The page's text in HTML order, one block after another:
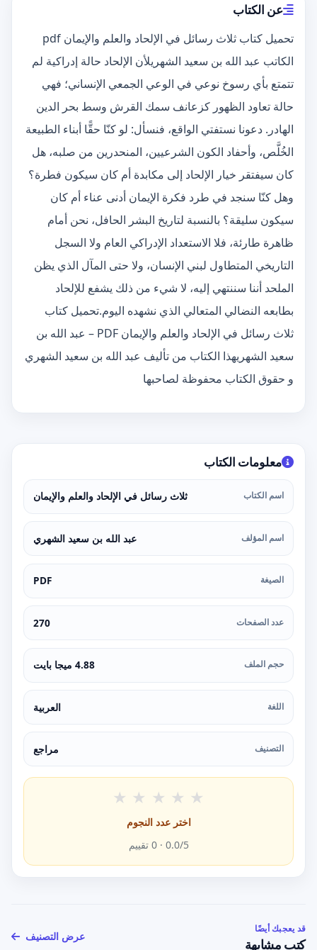
عن الكتاب
تحميل كتاب ثلاث رسائل في الإلحاد والعلم والإيمان pdf
الكاتب عبد الله بن سعيد الشهريلأن الإلحاد حالة إدراكية لم
تتمتع بأي رسوخ نوعي في الوعي الجمعي الإنساني؛ فهي
حالة تعاود الظهور كزعانف سمك القرش وسط بحر الدين
الهادر. دعونا نستفتي الواقع، فنسأل: لو كنّا حقًّا أبناء الطبيعة
الخُلَّص، وأحفاد الكون الشرعيين، المنحدرين من صلبه، هل
كان سيفتقر خيار الإلحاد إلى مكابدة أم كان سيكون فطرة؟
وهل كنّا سنجد في طرد فكرة الإيمان أدنى عناء أم كان
سيكون سليقة؟ بالنسبة لتاريخ البشر الحافل، نحن أمام
ظاهرة طارئة، فلا الاستعداد الإدراكي العام ولا السجل
التاريخي المتطاول لبني الإنسان، ولا حتى المآل الذي يظن
الملحد أننا سننتهي إليه، لا شيء من ذلك يشفع للإلحاد
بطابعه النضالي المتعالي الذي نشهده اليوم.تحميل كتاب
ثلاث رسائل في الإلحاد والعلم والإيمان PDF – عبد الله بن
سعيد الشهريهذا الكتاب من تأليف عبد الله بن سعيد الشهري
و حقوق الكتاب محفوظة لصاحبها
معلومات الكتاب
اسم الكتاب ثلاث رسائل في الإلحاد والعلم والإيمان
اسم المؤلف عبد الله بن سعيد الشهري
الصيغة PDF
عدد الصفحات 270
حجم الملف 4.88 ميجا بايت
اللغة العربية
التصنيف مراجع
★ ★ ★ ★ ★
اختر عدد النجوم
0.0/5 ·
0 تقييم
قد يعجبك أيضًا
كتب مشابهة
عرض التصنيف